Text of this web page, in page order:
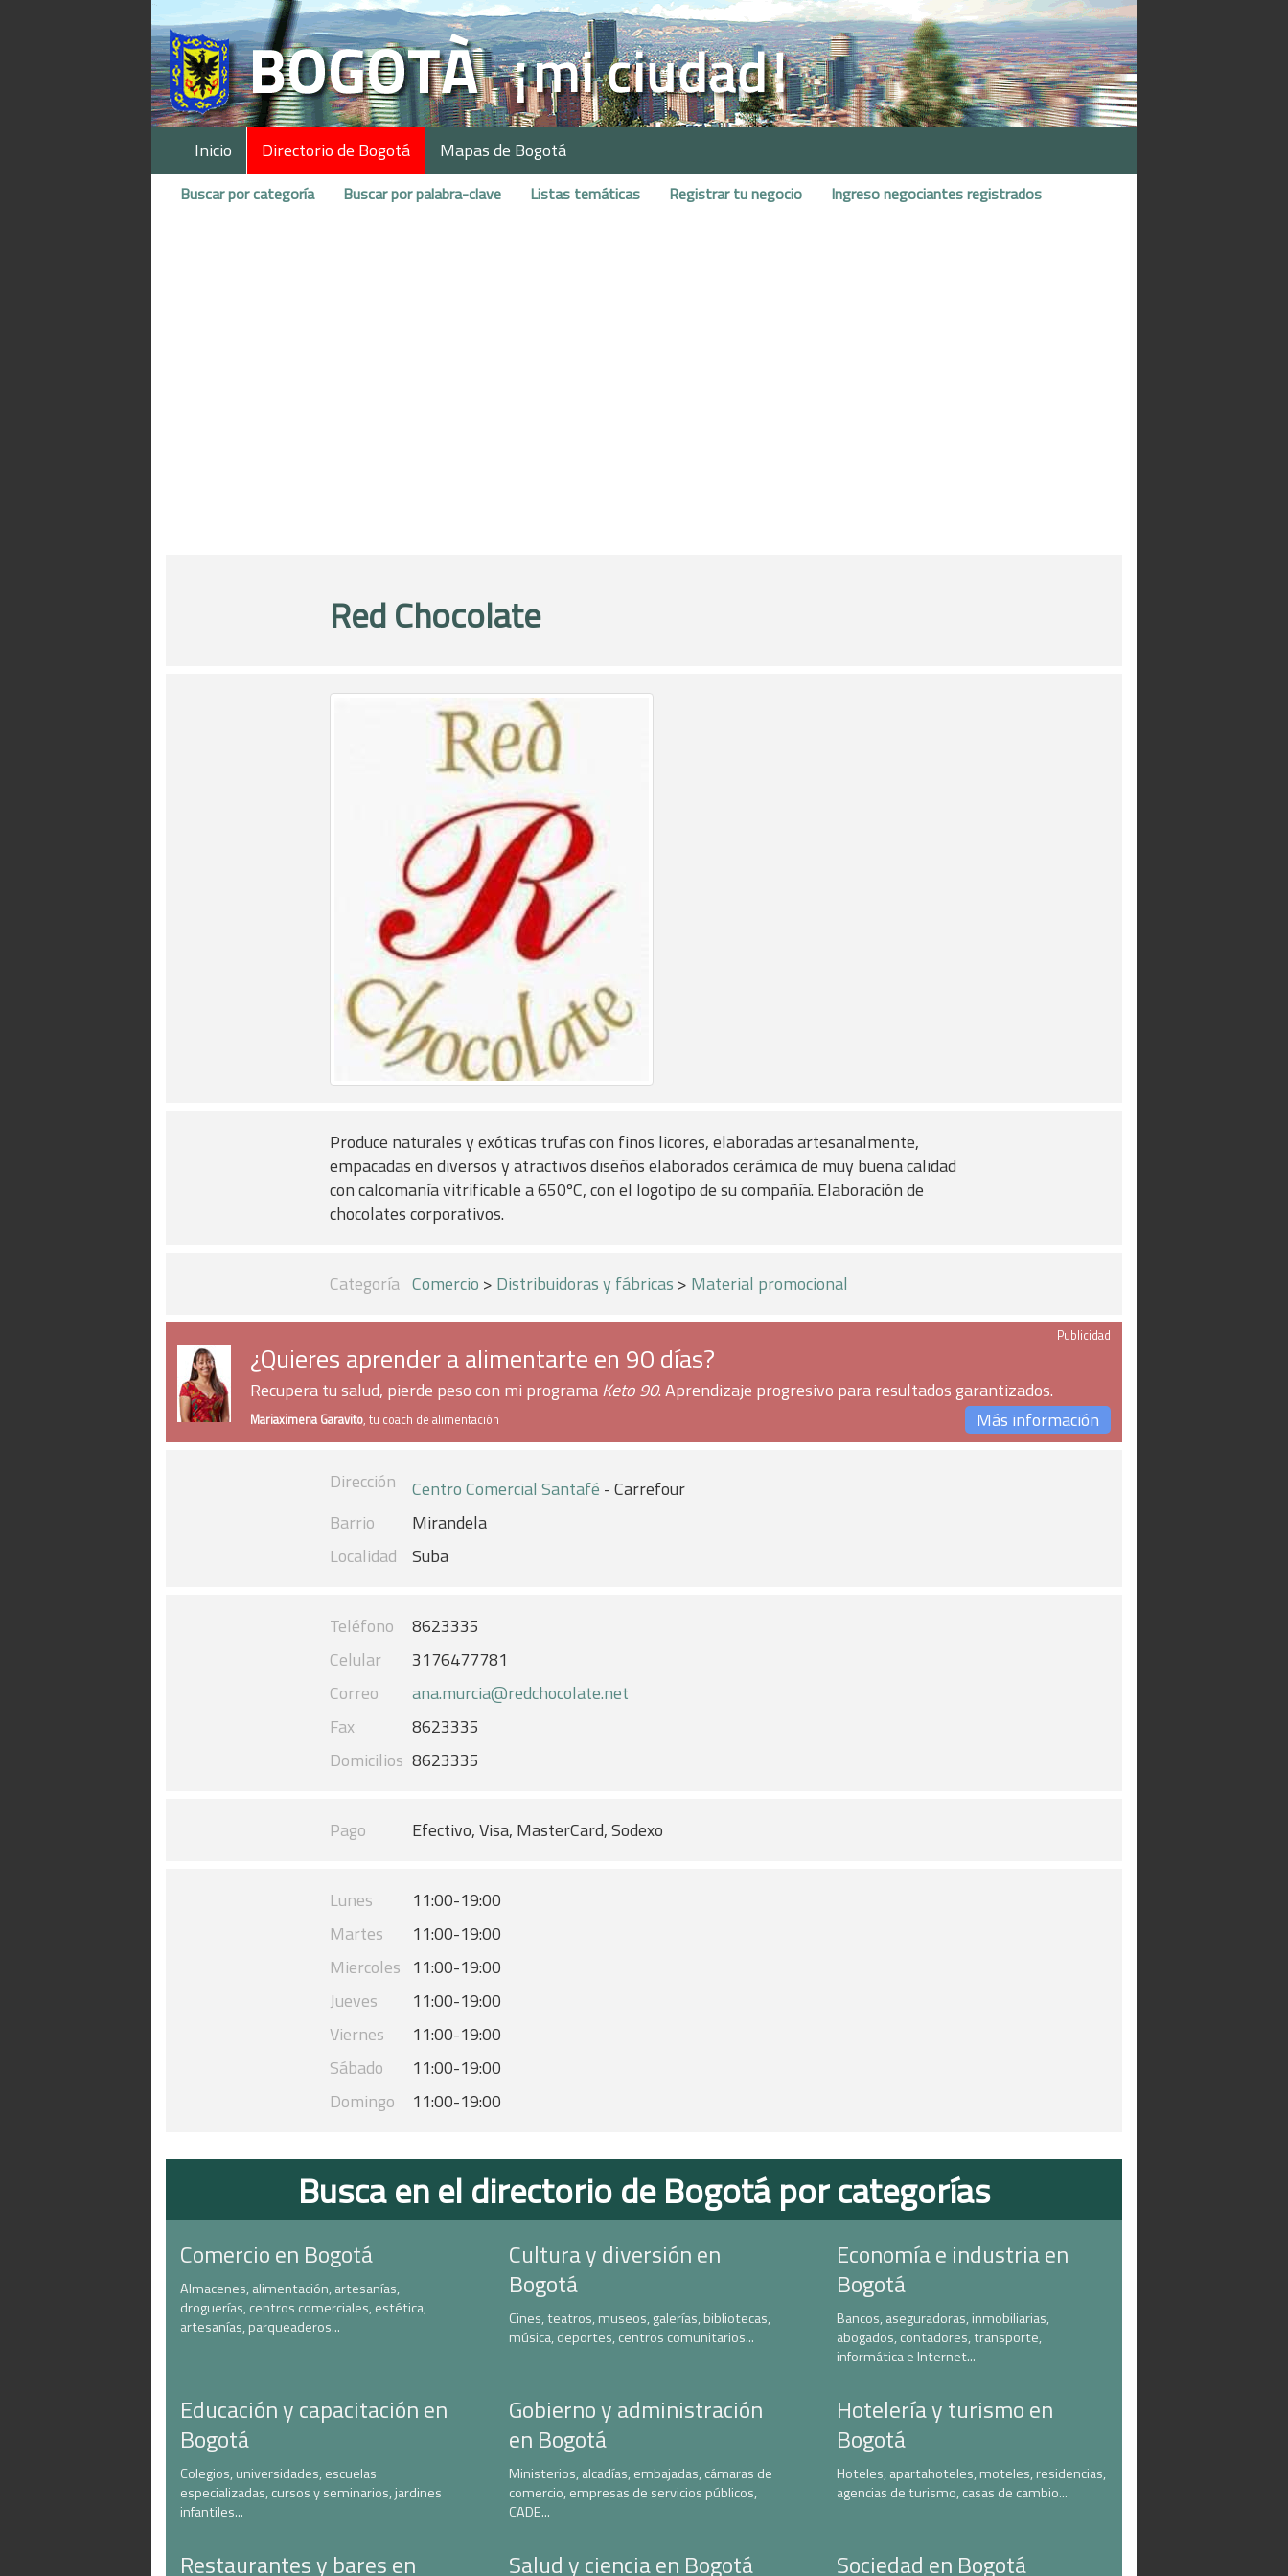
Inicio Directorio de Bogotá Mapas de Bogotá
Buscar por categoría Buscar por palabra-clave Listas temáticas Registrar tu negocio Ingreso negociantes registrados
Red Chocolate
Produce naturales y exóticas trufas con finos licores, elaboradas artesanalmente,
empacadas en diversos y atractivos diseños elaborados cerámica de muy buena calidad
con calcomanía vitrificable a 650ºC, con el logotipo de su compañía. Elaboración de
chocolates corporativos.
Categoría Comercio > Distribuidoras y fábricas > Material promocional
Publicidad
¿Quieres aprender a alimentarte en 90 días?
Recupera tu salud, pierde peso con mi programaKeto 90. Aprendizaje progresivo para resultados garantizados.
Mariaximena Garavito, tu coach de alimentación Más información
Dirección Centro Comercial Santafé - Carrefour
Barrio
Mirandela
Localidad
Suba
Teléfono
8623335
Celular
3176477781
Correo
ana.murcia@redchocolate.net
Fax
8623335
Domicilios 8623335
Pago Efectivo, Visa, MasterCard, Sodexo
Lunes
11:00-19:00
Martes
11:00-19:00
Miercoles 11:00-19:00
Jueves
11:00-19:00
Viernes
11:00-19:00
Sábado
11:00-19:00
Domingo
11:00-19:00
Busca en el directorio de Bogotá por categorías
Comercio en Bogotá
Almacenes, alimentación, artesanías,
droguerías, centros comerciales, estética,
artesanías, parqueaderos...
Cultura y diversión en
Bogotá
Cines, teatros, museos, galerías, bibliotecas,
música, deportes, centros comunitarios...
Economía e industria en
Bogotá
Bancos, aseguradoras, inmobiliarias,
abogados, contadores, transporte,
informática e Internet...
Educación y capacitación en
Bogotá
Colegios, universidades, escuelas
especializadas, cursos y seminarios, jardines
infantiles...
Gobierno y administración
en Bogotá
Ministerios, alcadías, embajadas, cámaras de
comercio, empresas de servicios públicos,
CADE...
Hotelería y turismo en
Bogotá
Hoteles, apartahoteles, moteles, residencias,
agencias de turismo, casas de cambio...
Restaurantes y bares en Salud y ciencia en Bogotá Sociedad en Bogotá